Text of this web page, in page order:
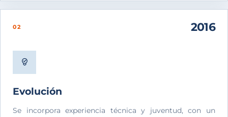
02 2016
Evolución
Se incorpora experiencia técnica y juventud, con un